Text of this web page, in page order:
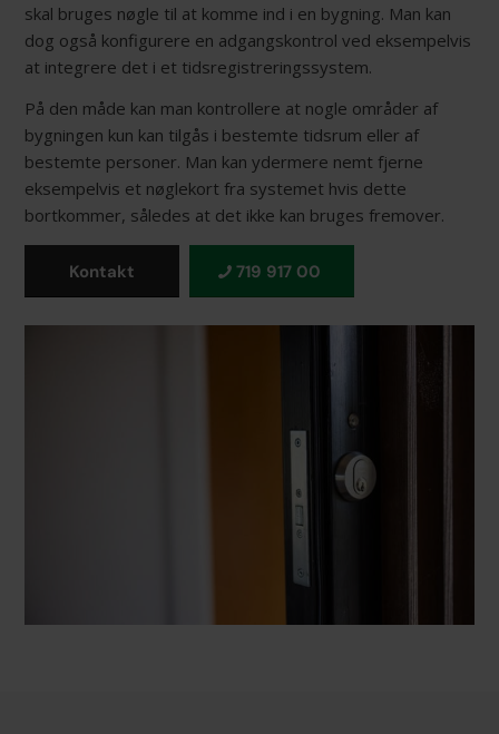
skal bruges nøgle til at komme ind i en bygning. Man kan
dog også konfigurere en adgangskontrol ved eksempelvis
at integrere det i et tidsregistreringssystem.
På den måde kan man kontrollere at nogle områder af
bygningen kun kan tilgås i bestemte tidsrum eller af
bestemte personer. Man kan ydermere nemt fjerne
eksempelvis et nøglekort fra systemet hvis dette
bortkommer, således at det ikke kan bruges fremover.
Kontakt 719 917 00